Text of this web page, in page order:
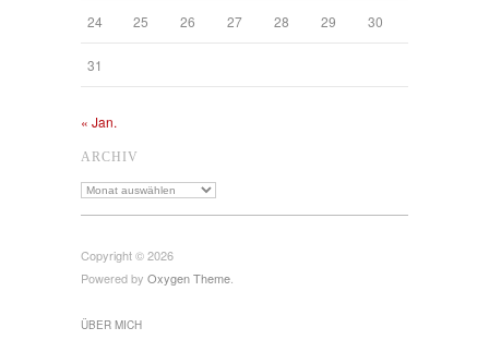
24 25 26 27 28 29 30
31
« Jan.
ARCHIV
Archiv
Copyright © 2026
Powered by Oxygen Theme
ÜBER MICH